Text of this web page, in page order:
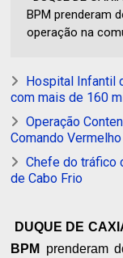
BPM prenderam
operação na
Hospital Infantil
com mais de 160
Operação
Comando
Chefe do tráfico
de Cabo Frio
DUQUE DE
BPM
prenderam